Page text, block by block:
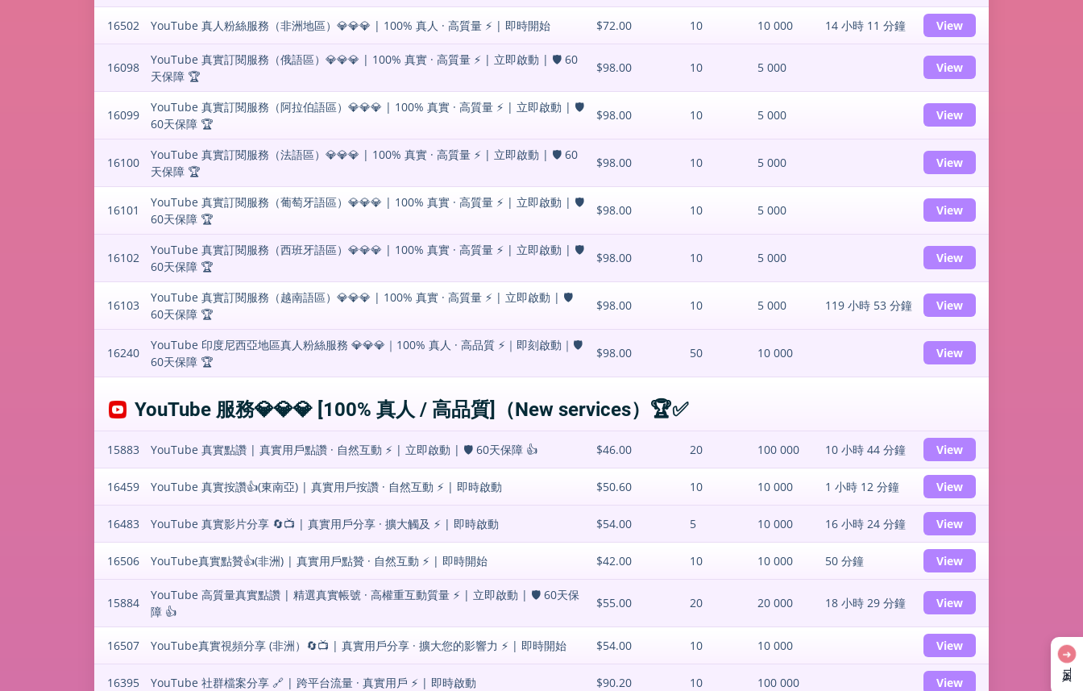
16502 YouTube 真人粉絲服務（非洲地區）💎💎💎 | 100% 真人 · 高質量 ⚡️ | 即時開始 $72.00 10 10 000 14 小時 11 分鐘 View
16098
YouTube 真實訂閱服務（俄語區）💎💎💎 | 100% 真實 · 高質量 ⚡️ | 立即啟動 | 🛡️ 60
天保障 🏆
$98.00 10 5 000 View
16099
YouTube 真實訂閱服務（阿拉伯語區）💎💎💎 | 100% 真實 · 高質量 ⚡️ | 立即啟動 | 🛡️
60天保障 🏆
$98.00 10 5 000 View
16100
YouTube 真實訂閱服務（法語區）💎💎💎 | 100% 真實 · 高質量 ⚡️ | 立即啟動 | 🛡️ 60
天保障 🏆
$98.00 10 5 000 View
16101
YouTube 真實訂閱服務（葡萄牙語區）💎💎💎 | 100% 真實 · 高質量 ⚡️ | 立即啟動 | 🛡️
60天保障 🏆
$98.00 10 5 000 View
16102
YouTube 真實訂閱服務（西班牙語區）💎💎💎 | 100% 真實 · 高質量 ⚡️ | 立即啟動 | 🛡️
60天保障 🏆
$98.00 10 5 000 View
16103
YouTube 真實訂閱服務（越南語區）💎💎💎 | 100% 真實 · 高質量 ⚡️ | 立即啟動 | 🛡️
60天保障 🏆
$98.00 10 5 000 119 小時 53 分鐘 View
16240
YouTube 印度尼西亞地區真人粉絲服務 💎💎💎｜100% 真人 · 高品質 ⚡️｜即刻啟動｜🛡️
60天保障 🏆
$98.00 50 10 000 View
YouTube 服務💎💎💎 [100% 真人 / 高品質]（New services）🏆✅
15883 YouTube 真實點讚 | 真實用戶點讚 · 自然互動 ⚡️ | 立即啟動 | 🛡️ 60天保障 👍 $46.00 20 100 000 10 小時 44 分鐘 View
16459 YouTube 真實按讚👍(東南亞) | 真實用戶按讚 · 自然互動 ⚡️ | 即時啟動 $50.60 10 10 000 1 小時 12 分鐘 View
16483 YouTube 真實影片分享 🔄📺 | 真實用戶分享 · 擴大觸及 ⚡️ | 即時啟動 $54.00 5 10 000 16 小時 24 分鐘 View
16506 YouTube真實點贊👍(非洲) | 真實用戶點贊 · 自然互動 ⚡️ | 即時開始 $42.00 10 10 000 50 分鐘 View
15884
YouTube 高質量真實點讚 | 精選真實帳號 · 高權重互動質量 ⚡️ | 立即啟動 | 🛡️ 60天保
障 👍
$55.00 20 20 000 18 小時 29 分鐘 View
16507 YouTube真實視頻分享 (非洲）🔄📺 | 真實用戶分享 · 擴大您的影響力 ⚡️ | 即時開始 $54.00 10 10 000 View
16395 YouTube 社群檔案分享 🔗 | 跨平台流量 · 真實用戶 ⚡️ | 即時啟動 $90.20 10 100 000 View
➜
加入 TG 社群